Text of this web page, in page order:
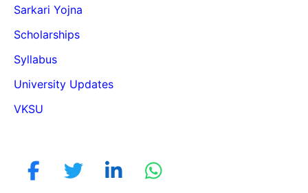
Sarkari Yojna
Scholarships
Syllabus
University Updates
VKSU